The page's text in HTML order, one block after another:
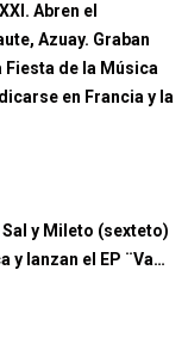
Abren el
Azuay. Graban
de la Música
en Francia y la
y Mileto (sexteto)
y lanzan el EP ¨Va…